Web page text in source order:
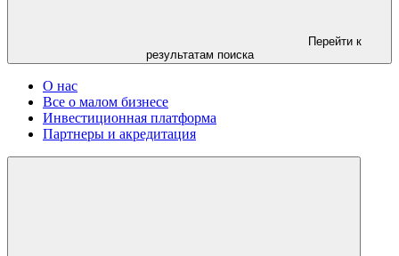
Перейти к
результатам поиска
О нас
Все о малом бизнесе
Инвестиционная платформа
Партнеры и акредитация